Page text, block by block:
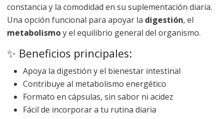
constancia y la comodidad en su suplementación diaria.
Una opción funcional para apoyar la digestión, el
metabolismoy el equilibrio general del organismo.
✨ Beneficios principales:
Apoya la digestión y el bienestar intestinal
Contribuye al metabolismo energético
Formato en cápsulas, sin sabor ni acidez
Fácil de incorporar a tu rutina diaria